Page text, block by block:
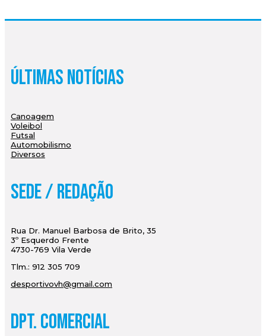
Últimas Notícias
Canoagem
Voleibol
Futsal
Automobilismo
Diversos
Sede / Redação
Rua Dr. Manuel Barbosa de Brito, 35
3º Esquerdo Frente
4730-769 Vila Verde
Tlm.: 912 305 709
desportivovh@gmail.com
Dpt. Comercial